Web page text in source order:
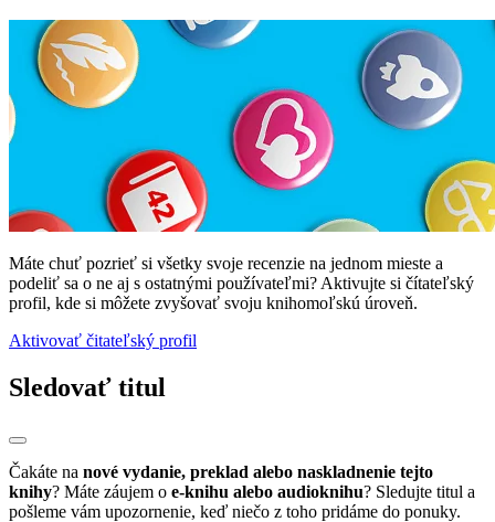
Máte chuť pozrieť si všetky svoje recenzie na jednom mieste a
podeliť sa o ne aj s ostatnými používateľmi? Aktivujte si čítateľský
profil, kde si môžete zvyšovať svoju knihomoľskú úroveň.
Aktivovať čitateľský profil
Sledovať titul
Čakáte na nové vydanie, preklad alebo naskladnenie tejto
knihy? Máte záujem o e-knihu alebo audioknihu? Sledujte titul a
pošleme vám upozornenie, keď niečo z toho pridáme do ponuky.